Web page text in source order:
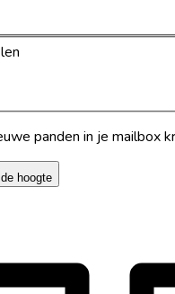
panden in je mailbox
hoogte